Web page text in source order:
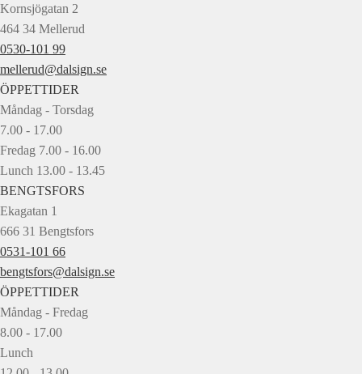
Kornsjögatan 2
464 34 Mellerud
0530-101 99
mellerud@dalsign.se
ÖPPETTIDER
Måndag - Torsdag
7.00 - 17.00
Fredag 7.00 - 16.00
Lunch 13.00 - 13.45
BENGTSFORS
Ekagatan 1
666 31 Bengtsfors
0531-101 66
bengtsfors@dalsign.se
ÖPPETTIDER
Måndag - Fredag
8.00 - 17.00
Lunch